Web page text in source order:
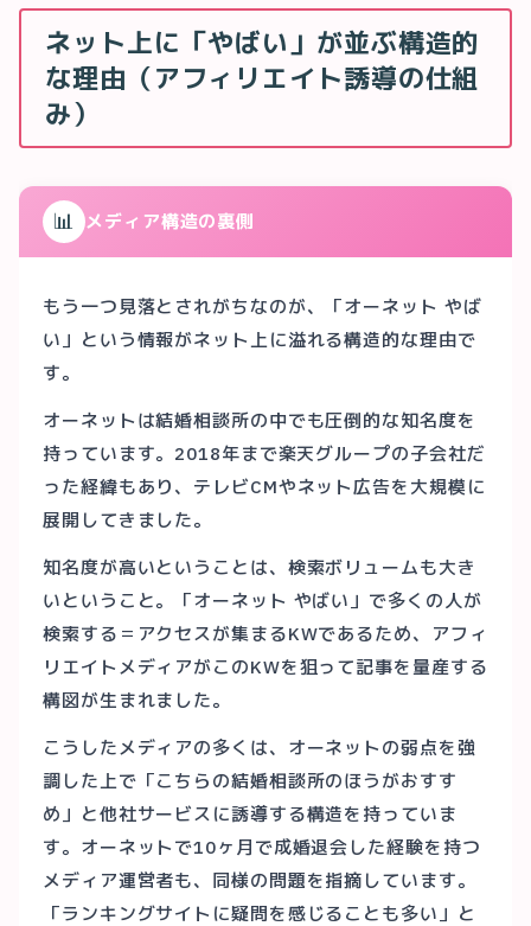
ネット上に「やばい」が並ぶ構造的
な理由（アフィリエイト誘導の仕組
み）
📊 メディア構造の裏側
もう一つ見落とされがちなのが、「オーネット やば
い」という情報がネット上に溢れる構造的な理由で
す。
オーネットは結婚相談所の中でも圧倒的な知名度を
持っています。2018年まで楽天グループの子会社だ
った経緯もあり、テレビCMやネット広告を大規模に
展開してきました。
知名度が高いということは、検索ボリュームも大き
いということ。「オーネット やばい」で多くの人が
検索する＝アクセスが集まるKWであるため、アフィ
リエイトメディアがこのKWを狙って記事を量産する
構図が生まれました。
こうしたメディアの多くは、オーネットの弱点を強
調した上で「こちらの結婚相談所のほうがおすす
め」と他社サービスに誘導する構造を持っていま
す。オーネットで10ヶ月で成婚退会した経験を持つ
メディア運営者も、同様の問題を指摘しています。
「ランキングサイトに疑問を感じることも多い」と